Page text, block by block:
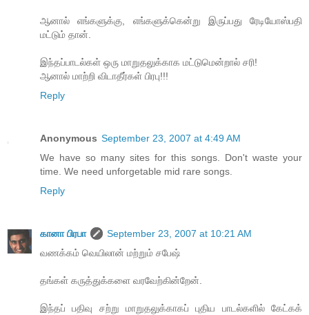
ஆனால் எங்களுக்கு, எங்களுக்கென்று இருப்பது ரேடியோஸ்பதி
மட்டும் தான்.
இந்தப்பாடல்கள் ஒரு மாறுதலுக்காக மட்டுமென்றால் சரி!
ஆனால் மாற்றி விடாதீர்கள் பிரபு!!!
Reply
Anonymous September 23, 2007 at 4:49 AM
We have so many sites for this songs. Don't waste your
time. We need unforgetable mid rare songs.
Reply
கானா பிரபா
September 23, 2007 at 10:21 AM
வணக்கம் வெயிலான் மற்றும் சபேஷ்
தங்கள் கருத்துக்களை வரவேற்கின்றேன்.
இந்தப் பதிவு சற்று மாறுதலுக்காகப் புதிய பாடல்களில் கேட்கக்